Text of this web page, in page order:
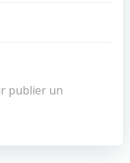
publier un